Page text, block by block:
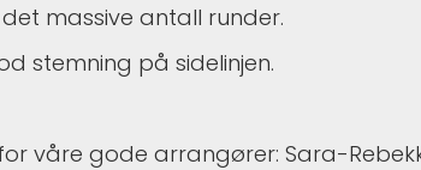
massive antall runder.
stemning på sidelinjen.
våre gode arrangører: Sara-